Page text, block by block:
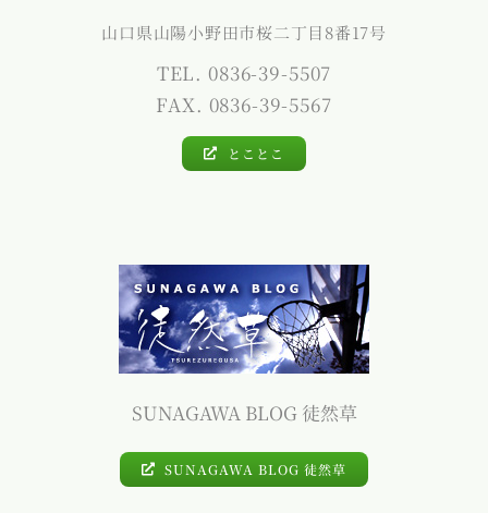
山口県山陽小野田市桜二丁目8番17号
TEL. 0836-39-5507
FAX. 0836-39-5567
とことこ
SUNAGAWA BLOG 徒然草
SUNAGAWA BLOG 徒然草